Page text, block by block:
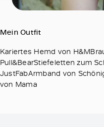
Mein Outfit
Kariertes Hemd von
Pull&BearStiefeletten zum
JustFabArmband von
von Mama